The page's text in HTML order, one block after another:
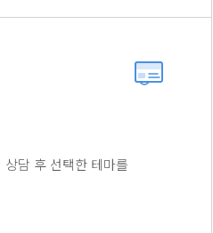
담 후 선택한 테마를